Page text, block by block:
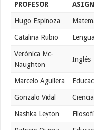
PROFESOR
Hugo Espinoza
Catalina Rubio
Verónica Mc-
Naughton
Inglés
Marcelo Aguilera
Gonzalo Vidal
Nashka Leyton